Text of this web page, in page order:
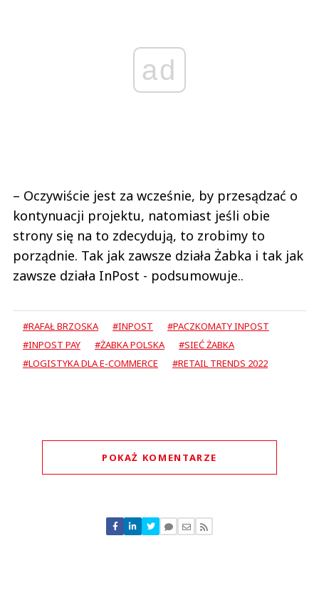
ad
– Oczywiście jest za wcześnie, by przesądzać o
kontynuacji projektu, natomiast jeśli obie
strony się na to zdecydują, to zrobimy to
porządnie. Tak jak zawsze działa Żabka i tak jak
zawsze działa InPost - podsumowuje..
#RAFAŁ BRZOSKA #INPOST
#PACZKOMATY INPOST
#INPOST PAY
#ŻABKA POLSKA
#SIEĆ ŻABKA
#LOGISTYKA DLA E-COMMERCE
#RETAIL TRENDS 2022
POKAŻ KOMENTARZE